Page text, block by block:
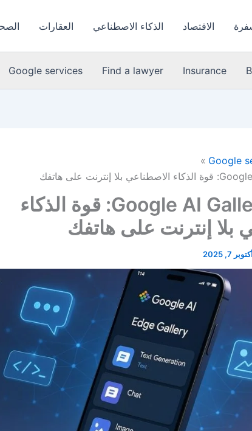
الاقتصاد الذكاء الاصطناعي العقارات
Insurance
Find a lawyer
Google services
Google
تطبيق Google AI Gallery: قوة الذكاء
بلا إنترنت على هاتفك
7, 2025